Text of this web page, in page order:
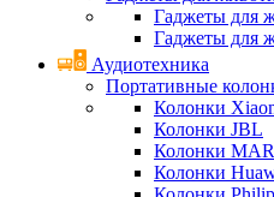
Гаджеты для
Гаджеты для
Аудиотехника
Портативные
Колонки
Колонки JBL
Колонки
Колонки